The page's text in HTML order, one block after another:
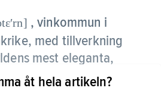
, vinkommun i
med tillverkning
mest eleganta,
söta
åt hela artikeln?